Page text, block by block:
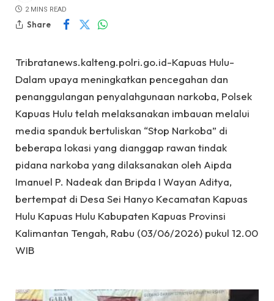
2 MINS READ
Share
Tribratanews.kalteng.polri.go.id-Kapuas Hulu-
Dalam upaya meningkatkan pencegahan dan
penanggulangan penyalahgunaan narkoba, Polsek
Kapuas Hulu telah melaksanakan imbauan melalui
media spanduk bertuliskan “Stop Narkoba” di
beberapa lokasi yang dianggap rawan tindak
pidana narkoba yang dilaksanakan oleh Aipda
Imanuel P. Nadeak dan Bripda I Wayan Aditya,
bertempat di Desa Sei Hanyo Kecamatan Kapuas
Hulu Kapuas Hulu Kabupaten Kapuas Provinsi
Kalimantan Tengah, Rabu (03/06/2026) pukul 12.00
WIB